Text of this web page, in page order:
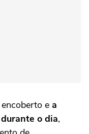
e a
o dia,